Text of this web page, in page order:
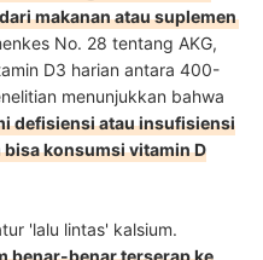
makanan atau suplemen
No. 28 tentang AKG,
D3 harian antara 400-
menunjukkan bahwa
defisiensi atau insufisiensi
konsumsi vitamin D
'lalu lintas' kalsium.
benar-benar terserap ke